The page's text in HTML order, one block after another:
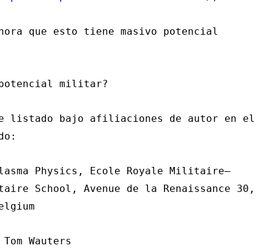
que esto tiene masivo potencial
militar?
listado bajo afiliaciones de autor en el
Physics, Ecole Royale Militaire—
School, Avenue de la Renaissance 30,
Wauters